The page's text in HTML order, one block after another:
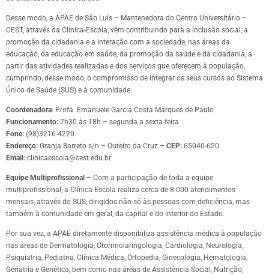
Desse modo, a APAE de São Luís – Mantenedora do Centro Universitário –
CEST, através da Clínica-Escola, vêm contribuindo para a inclusão social, a
promoção da cidadania e a interação com a sociedade, nas áreas da
educação, da educação em saúde, da promoção da saúde e da cidadania, a
partir das atividades realizadas e dos serviços que oferecem à população,
cumprindo, desse modo, o compromisso de integrar os seus cursos ao Sistema
Único de Saúde (SUS) e à comunidade.
Coordenadora: Profa. Emanuele Garcia Costa Marques de Paulo
Funcionamento: 7h30 às 18h – segunda a sexta-feira
Fone: (98)3216-4220
Endereço: Granja Barreto s/n – Outeiro da Cruz – CEP: 65040-620
Email: clinicaescola@cest.edu.br
Equipe Multiprofissional – Com a participação de toda a equipe
multiprofissional, a Clínica-Escola realiza cerca de 8.000 atendimentos
mensais, através do SUS, dirigidos não só às pessoas com deficiência, mas
também à comunidade em geral, da capital e do interior do Estado.
Por sua vez, a APAE diretamente disponibiliza assistência médica à população
nas áreas de Dermatologia, Otorrinolaringologia, Cardiologia, Neurologia,
Psiquiatria, Pediatria, Clínica Médica, Ortopedia, Ginecologia, Hematologia,
Geriatria e Genética, bem como nas áreas de Assistência Social, Nutrição,